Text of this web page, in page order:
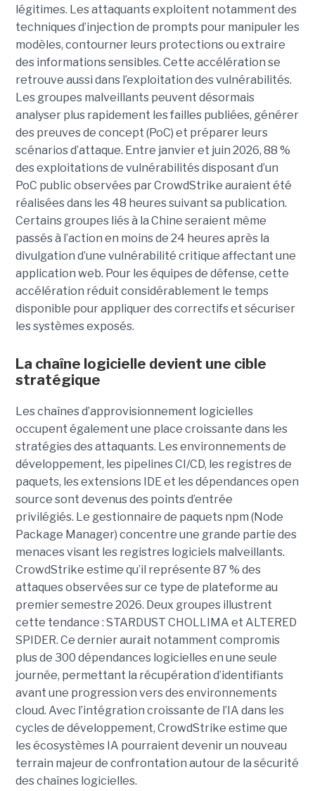
légitimes. Les attaquants exploitent notamment des
techniques d’injection de prompts pour manipuler les
modèles, contourner leurs protections ou extraire
des informations sensibles. Cette accélération se
retrouve aussi dans l’exploitation des vulnérabilités.
Les groupes malveillants peuvent désormais
analyser plus rapidement les failles publiées, générer
des preuves de concept (PoC) et préparer leurs
scénarios d’attaque. Entre janvier et juin 2026, 88 %
des exploitations de vulnérabilités disposant d’un
PoC public observées par CrowdStrike auraient été
réalisées dans les 48 heures suivant sa publication.
Certains groupes liés à la Chine seraient même
passés à l’action en moins de 24 heures après la
divulgation d’une vulnérabilité critique affectant une
application web. Pour les équipes de défense, cette
accélération réduit considérablement le temps
disponible pour appliquer des correctifs et sécuriser
les systèmes exposés.
La chaîne logicielle devient une cible
stratégique
Les chaînes d’approvisionnement logicielles
occupent également une place croissante dans les
stratégies des attaquants. Les environnements de
développement, les pipelines CI/CD, les registres de
paquets, les extensions IDE et les dépendances open
source sont devenus des points d’entrée
privilégiés. Le gestionnaire de paquets npm (Node
Package Manager) concentre une grande partie des
menaces visant les registres logiciels malveillants.
CrowdStrike estime qu’il représente 87 % des
attaques observées sur ce type de plateforme au
premier semestre 2026. Deux groupes illustrent
cette tendance : STARDUST CHOLLIMA et ALTERED
SPIDER. Ce dernier aurait notamment compromis
plus de 300 dépendances logicielles en une seule
journée, permettant la récupération d’identifiants
avant une progression vers des environnements
cloud. Avec l’intégration croissante de l’IA dans les
cycles de développement, CrowdStrike estime que
les écosystèmes IA pourraient devenir un nouveau
terrain majeur de confrontation autour de la sécurité
des chaînes logicielles.